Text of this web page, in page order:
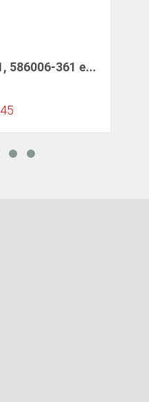
586006-361 e...